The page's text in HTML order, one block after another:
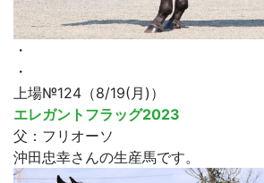
・
・
上場№124（8/19(月)）
エレガントフラッグ2023
父：フリオーソ
沖田忠幸さんの生産馬です。